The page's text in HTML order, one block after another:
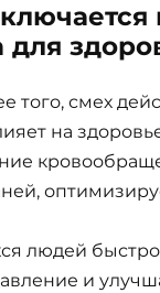
для
того, смех
на
людей быстро
и